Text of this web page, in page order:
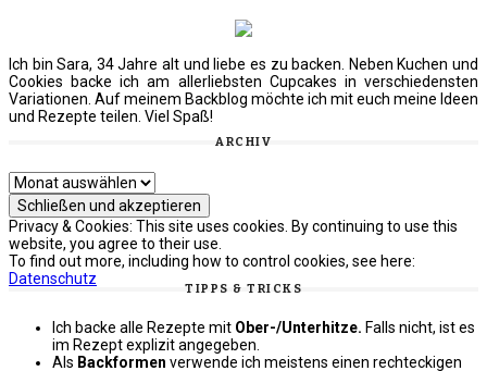
Ich bin Sara, 34 Jahre alt und liebe es zu backen. Neben Kuchen und
Cookies backe ich am allerliebsten Cupcakes in verschiedensten
Variationen. Auf meinem Backblog möchte ich mit euch meine Ideen
und Rezepte teilen. Viel Spaß!
ARCHIV
Archiv
Privacy & Cookies: This site uses cookies. By continuing to use this
website, you agree to their use.
To find out more, including how to control cookies, see here:
Datenschutz
TIPPS & TRICKS
Ich backe alle Rezepte mit Ober-/Unterhitze. Falls nicht, ist es
im Rezept explizit angegeben.
Als Backformen verwende ich meistens einen rechteckigen